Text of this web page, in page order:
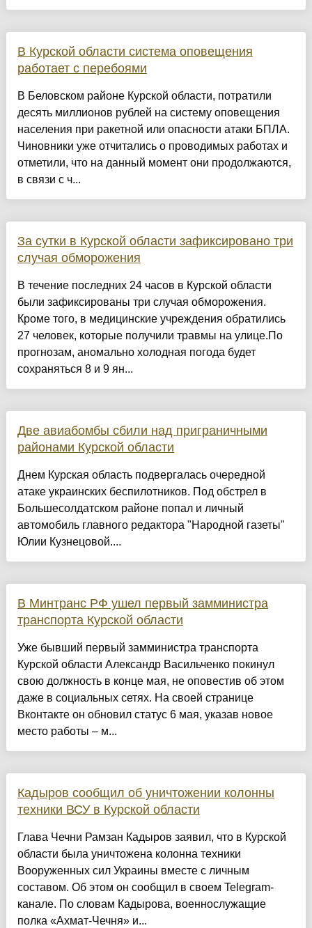
В Курской области система оповещения
работает с перебоями
В Беловском районе Курской области, потратили
десять миллионов рублей на систему оповещения
населения при ракетной или опасности атаки БПЛА.
Чиновники уже отчитались о проводимых работах и
отметили, что на данный момент они продолжаются,
в связи с ч...
За сутки в Курской области зафиксировано три
случая обморожения
В течение последних 24 часов в Курской области
были зафиксированы три случая обморожения.
Кроме того, в медицинские учреждения обратились
27 человек, которые получили травмы на улице.По
прогнозам, аномально холодная погода будет
сохраняться 8 и 9 ян...
Две авиабомбы сбили над приграничными
районами Курской области
Днем Курская область подвергалась очередной
атаке украинских беспилотников. Под обстрел в
Большесолдатском районе попал и личный
автомобиль главного редактора "Народной газеты"
Юлии Кузнецовой....
В Минтранс РФ ушел первый замминистра
транспорта Курской области
Уже бывший первый замминистра транспорта
Курской области Александр Васильченко покинул
свою должность в конце мая, не оповестив об этом
даже в социальных сетях. На своей странице
Вконтакте он обновил статус 6 мая, указав новое
место работы – м...
Кадыров сообщил об уничтожении колонны
техники ВСУ в Курской области
Глава Чечни Рамзан Кадыров заявил, что в Курской
области была уничтожена колонна техники
Вооруженных сил Украины вместе с личным
составом. Об этом он сообщил в своем Telegram-
канале. По словам Кадырова, военнослужащие
полка «Ахмат-Чечня» и...